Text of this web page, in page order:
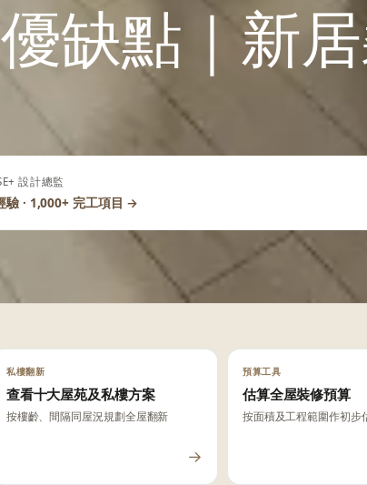
缺點｜新
設計總監
驗 · 1,000+ 完工項目 →
私樓翻新
查看十大屋苑及私樓方案
按樓齡、間隔同屋況規劃全屋翻新
→
預算工具
估算全屋裝修預算
按面積及工程範圍作初步